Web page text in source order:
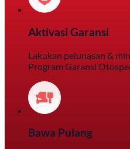
Aktivasi Garansi
Lakukan pelunasan &
Program Garansi
Bawa Pulang